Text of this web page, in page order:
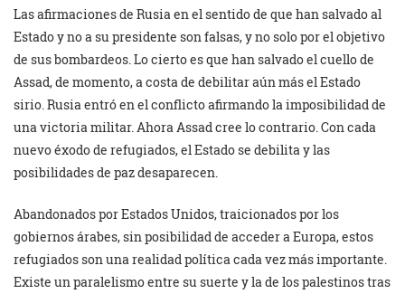
Las afirmaciones de Rusia en el sentido de que han salvado al
Estado y no a su presidente son falsas, y no solo por el objetivo
de sus bombardeos. Lo cierto es que han salvado el cuello de
Assad, de momento, a costa de debilitar aún más el Estado
sirio. Rusia entró en el conflicto afirmando la imposibilidad de
una victoria militar. Ahora Assad cree lo contrario. Con cada
nuevo éxodo de refugiados, el Estado se debilita y las
posibilidades de paz desaparecen.
Abandonados por Estados Unidos, traicionados por los
gobiernos árabes, sin posibilidad de acceder a Europa, estos
refugiados son una realidad política cada vez más importante.
Existe un paralelismo entre su suerte y la de los palestinos tras